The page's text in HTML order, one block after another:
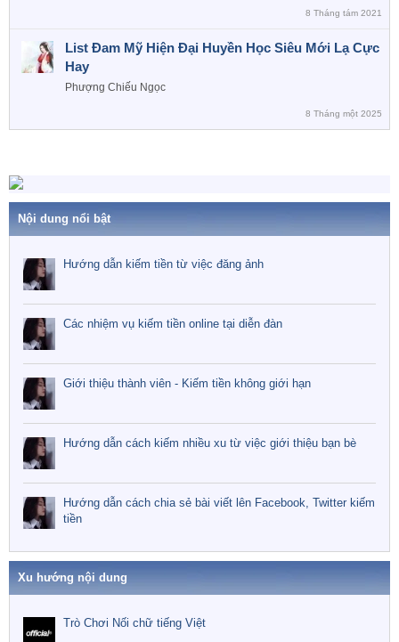
8 Tháng tám 2021
List Đam Mỹ Hiện Đại Huyền Học Siêu Mới Lạ Cực
Hay
Phượng Chiếu Ngọc
8 Tháng một 2025
Nội dung nổi bật
Hướng dẫn kiếm tiền từ việc đăng ảnh
Các nhiệm vụ kiếm tiền online tại diễn đàn
Giới thiệu thành viên - Kiếm tiền không giới hạn
Hướng dẫn cách kiếm nhiều xu từ việc giới thiệu bạn bè
Hướng dẫn cách chia sẻ bài viết lên Facebook, Twitter kiếm
tiền
Xu hướng nội dung
Trò Chơi Nối chữ tiếng Việt